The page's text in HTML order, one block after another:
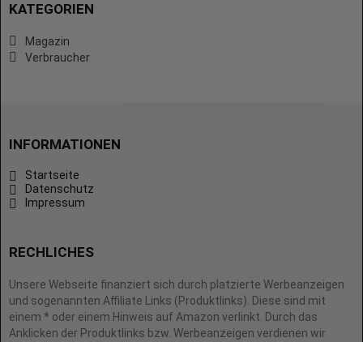
KATEGORIEN
Magazin
Verbraucher
INFORMATIONEN
Startseite
Datenschutz
Impressum
RECHLICHES
Unsere Webseite finanziert sich durch platzierte Werbeanzeigen
und sogenannten Affiliate Links (Produktlinks). Diese sind mit
einem * oder einem Hinweis auf Amazon verlinkt. Durch das
Anklicken der Produktlinks bzw. Werbeanzeigen verdienen wir